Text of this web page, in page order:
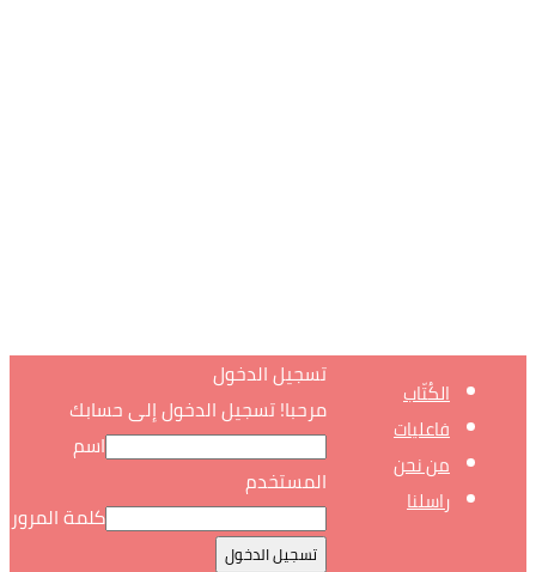
الكُتّاب
فاعليات
من نحن
راسلنا
تسجيل الدخول
مرحبا! تسجيل الدخول إلى حسابك
اسم
المستخدم
كلمة المرور